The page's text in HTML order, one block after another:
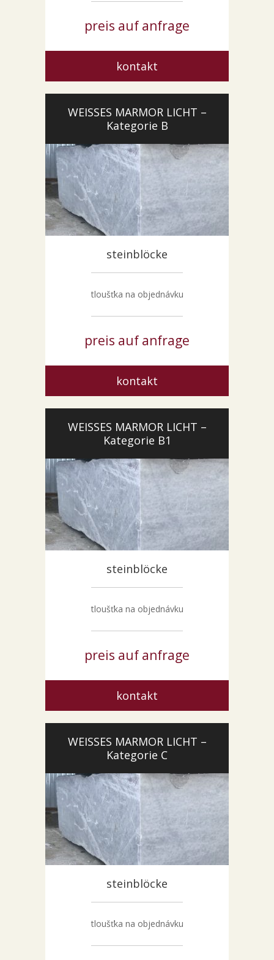
preis auf anfrage
kontakt
WEISSES MARMOR LICHT –
Kategorie B
steinblöcke
tloušťka na objednávku
preis auf anfrage
kontakt
WEISSES MARMOR LICHT –
Kategorie B1
steinblöcke
tloušťka na objednávku
preis auf anfrage
kontakt
WEISSES MARMOR LICHT –
Kategorie C
steinblöcke
tloušťka na objednávku